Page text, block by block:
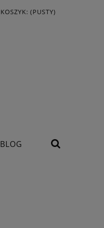
KOSZYK: (PUSTY)
BLOG